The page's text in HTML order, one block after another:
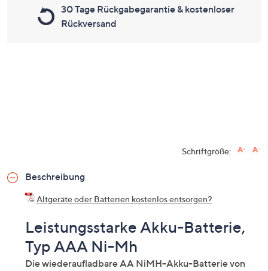
30 Tage Rückgabegarantie & kostenloser
Rückversand
Schriftgröße:
Beschreibung
Altgeräte oder Batterien kostenlos entsorgen?
Leistungsstarke Akku-Batterie,
Typ AAA Ni-Mh
Die wiederaufladbare AA NiMH-Akku-Batterie von